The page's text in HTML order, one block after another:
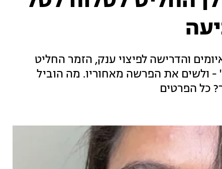
והדרישה לפיצוי ענק, הזמר החליט
ולשים את הפרשה מאחוריו. מה הוביל
כל הפרטים